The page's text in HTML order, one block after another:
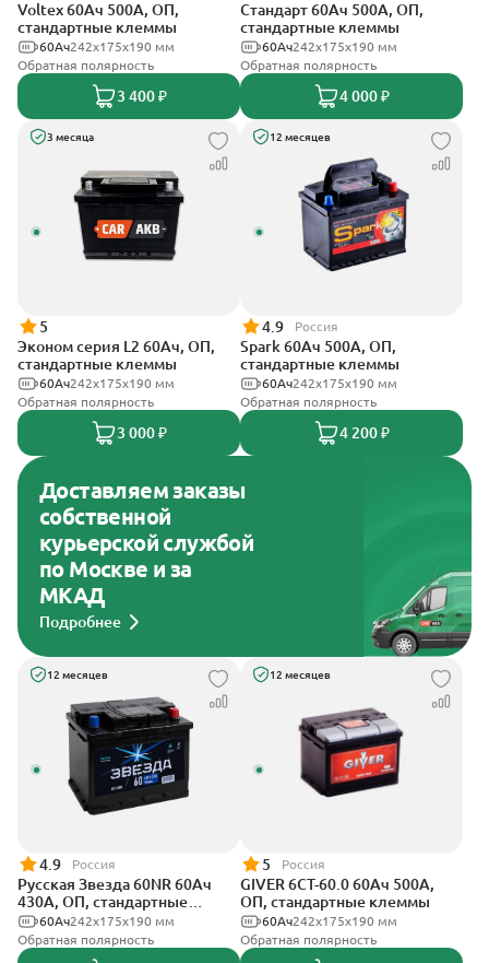
Voltex 60Ач 500А, ОП,
стандартные клеммы
242х175х190 мм
60Ач
Обратная полярность
3 400 ₽
Стандарт 60Ач 500А, ОП,
стандартные клеммы
242x175x190 мм
60Ач
Обратная полярность
4 000 ₽
3 месяца
5
Эконом серия L2 60Ач, ОП,
стандартные клеммы
242х175х190 мм
60Ач
Обратная полярность
3 000 ₽
12 месяцев
4.9 Россия
Spark 60Ач 500А, ОП,
стандартные клеммы
242х175х190 мм
60Ач
Обратная полярность
4 200 ₽
Доставляем заказы
собственной
курьерской службой
по Москве и за
МКАД
Подробнее
12 месяцев
4.9 Россия
Русская Звезда 60NR 60Ач
430А, ОП, стандартные
клеммы242x175x190 мм
60Ач
Обратная полярность
12 месяцев
5 Россия
GIVER 6СТ-60.0 60Ач 500А,
ОП, стандартные клеммы
242х175х190 мм
60Ач
Обратная полярность